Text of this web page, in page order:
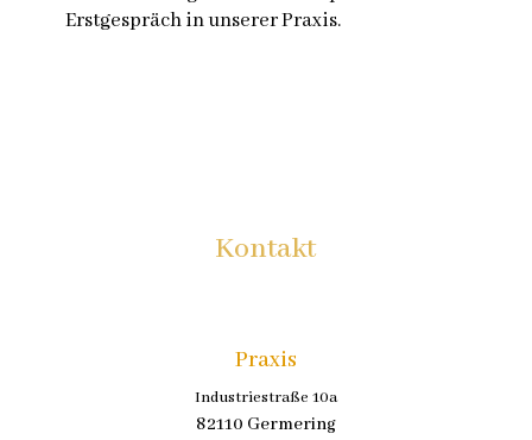
Erstgespräch in unserer Praxis.
Kontakt
Praxis
Industriestraße 10a
82110 Germering